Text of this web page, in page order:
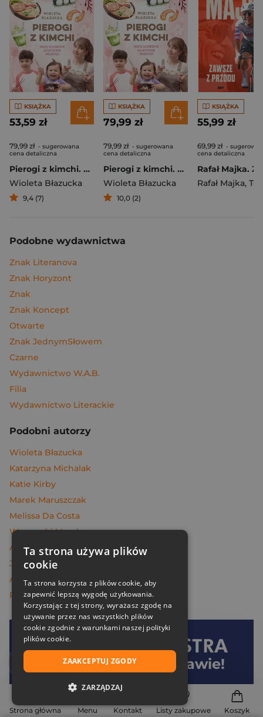
Strona główna Menu Kontakt Listy zakupowe Koszyk
KSIĄŻKA
53,59 zł
79,99 zł - sugerowana
cena detaliczna
Pierogi z kimchi. Moje ulubione azjatyckie przepisy
Wioleta Błazucka
9,4 (7)
KSIĄŻKA
79,99 zł
79,99 zł - sugerowana
cena detaliczna
Pierogi z kimchi. Moje ulubione azjatyckie przepisy - książka z autografem
Wioleta Błazucka
10,0 (2)
KSIĄŻKA
55,99 zł
69,99 zł -
cena detaliczna
Rafał Majka,
Podobne wydawnictwa
Znak Literanova
Znak Horyzont
Znak
Znak Koncept
Otwarte
Znak JednymSłowem
Czarne
Wydawnictwo W.A.B.
Filia
Wydawnictwo Literackie
Podobni autorzy
Wioleta Błazucka
Katarzyna Michalak
Katie Kirby
Marek Maruszczak
Melissa Da Costa
Węcowski Marek
Andrzej Maleszka
Janiszewska Monika
Andrzej Dragan
Piotr Oczko
Dołącz doZnak
i oszczędzaj na dostawie!
Twoje korzyści:
Ta strona używa plików
cookie
Ta strona korzysta z plików cookie, aby
zapewnić lepszą wygodę użytkowania.
Korzystając z tej strony, wyrażasz zgodę na
używanie przez nas wszystkich plików
cookie zgodnie z warunkami naszej polityki
plików cookie.
ZAAKCEPTUJ ZGODY
ZARZĄDZAJ
NIEZBĘDNE